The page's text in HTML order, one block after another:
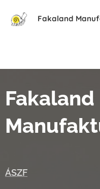
Fakaland
Fakaland
ÁSZF